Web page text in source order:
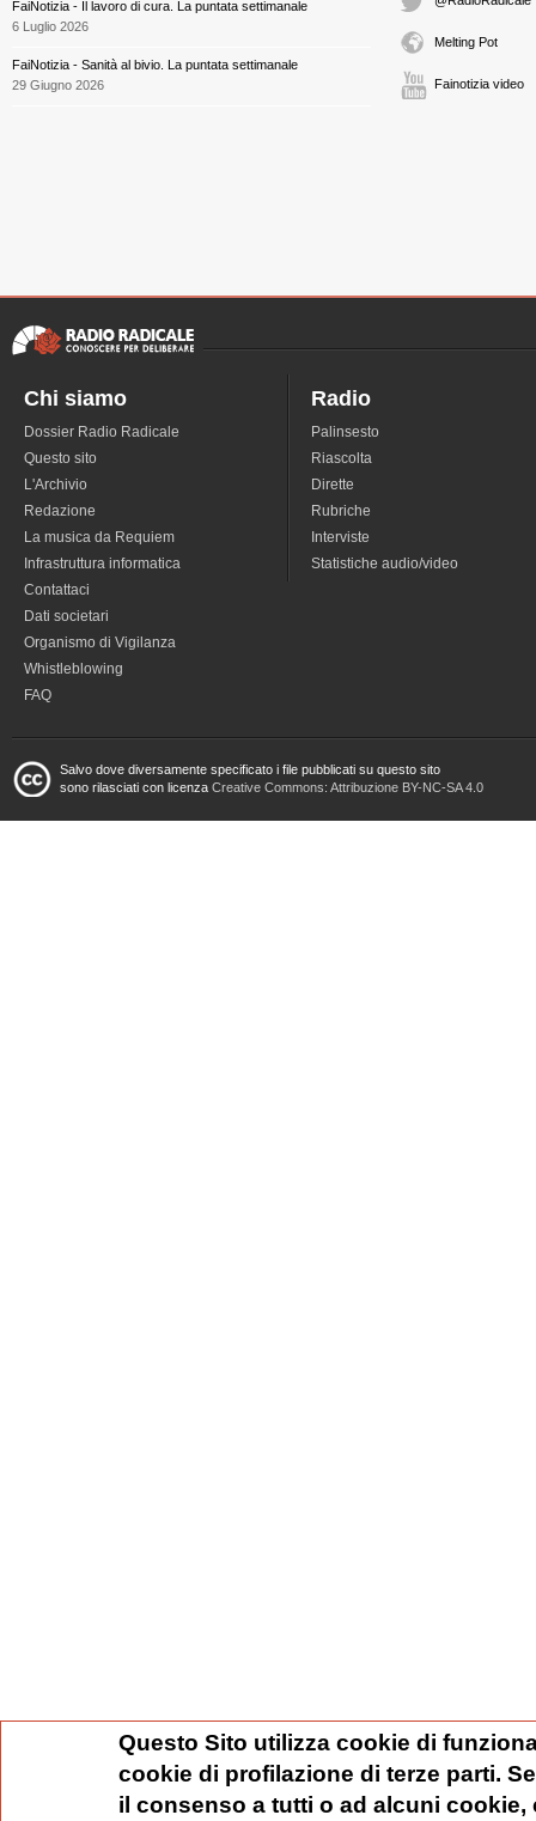
FaiNotizia - Il lavoro di cura. La puntata settimanale
6 Luglio 2026
FaiNotizia - Sanità al bivio. La puntata settimanale
29 Giugno 2026
Melting Pot
Fainotizia video
Chi siamo
Dossier Radio Radicale
Questo sito
L'Archivio
Redazione
La musica da Requiem
Infrastruttura informatica
Contattaci
Dati societari
Organismo di Vigilanza
Whistleblowing
FAQ
Radio
Palinsesto
Riascolta
Dirette
Rubriche
Interviste
Statistiche audio/video
Salvo dove diversamente specificato i file pubblicati su questo sito
sono rilasciati con licenza Creative Commons: Attribuzione BY-NC-SA 4.0
Questo Sito utilizza cookie di
cookie di profilazione di terze parti.
il consenso a tutti o ad alcuni